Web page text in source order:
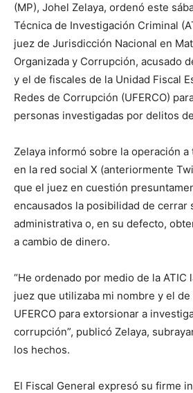
(MP), Johel Zelaya, ordenó este
Técnica de Investigación Criminal
juez de Jurisdicción Nacional en
Organizada y Corrupción, acusado
y el de fiscales de la Unidad Fiscal
Redes de Corrupción (UFERCO)
personas investigadas por delitos
Zelaya informó sobre la operación
en la red social X (anteriormente
que el juez en cuestión
encausados la posibilidad de cerrar
administrativa o, en su defecto,
a cambio de dinero.
“He ordenado por medio de la ATIC
juez que utilizaba mi nombre y el
UFERCO para extorsionar a
corrupción”, publicó Zelaya,
los hechos.
El Fiscal General expresó su firme